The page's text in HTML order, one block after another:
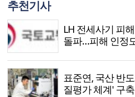
추천기사
LH 전세사기 피
돌파…피해 인정
표준연, 국산 반
질평가 체계' 구축